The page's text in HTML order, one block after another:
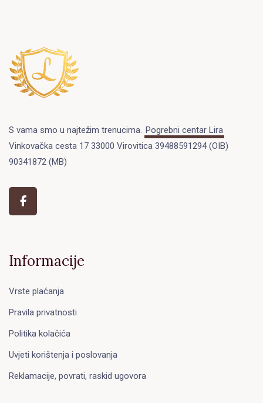
S vama smo u najtežim trenucima. Pogrebni centar Lira
Vinkovačka cesta 17 33000 Virovitica 39488591294 (OIB)
90341872 (MB)
Informacije
Vrste plaćanja
Pravila privatnosti
Politika kolačića
Uvjeti korištenja i poslovanja
Reklamacije, povrati, raskid ugovora